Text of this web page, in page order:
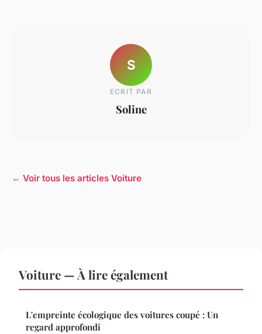
S
ECRIT PAR
Soline
← Voir tous les articles Voiture
Voiture — À lire également
L'empreinte écologique des voitures coupé : Un
regard approfondi